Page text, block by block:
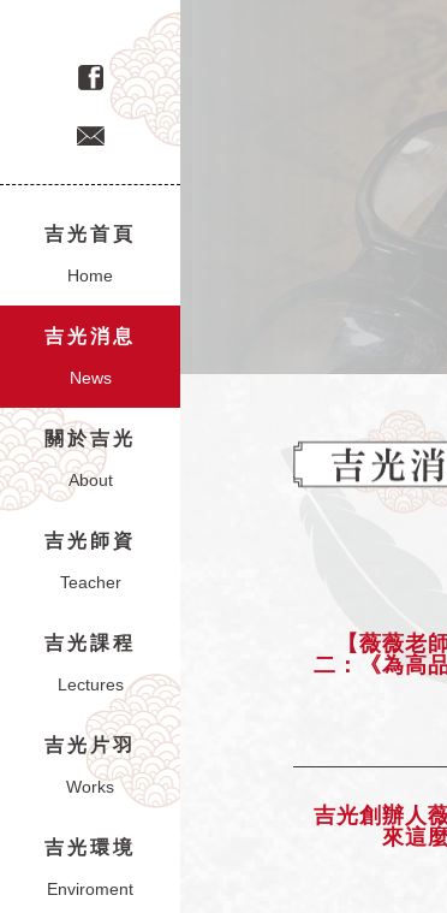
吉光首頁
Home
吉光消息
News
關於吉光
About
吉光師資
Teacher
吉光課程
Lectures
吉光片羽
Works
吉光環境
Enviroment
【薇薇老
二：《為高
吉光創辦人
來這